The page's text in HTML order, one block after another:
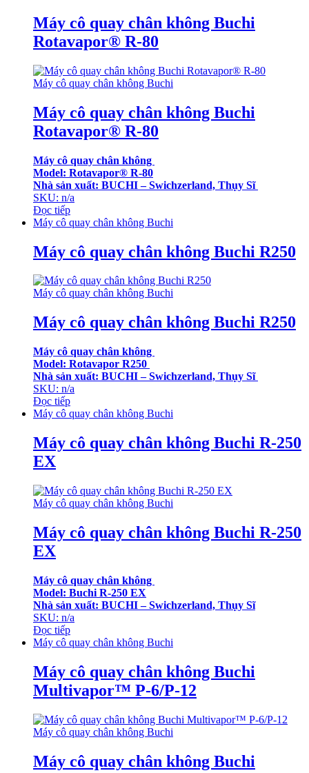
Máy cô quay chân không Buchi
Rotavapor® R-80
Máy cô quay chân không Buchi
Máy cô quay chân không Buchi
Rotavapor® R-80
Máy cô quay chân không
Model: Rotavapor® R-80
Nhà sản xuất: BUCHI – Swichzerland, Thụy Sĩ
SKU: n/a
Đọc tiếp
Máy cô quay chân không Buchi
Máy cô quay chân không Buchi R250
Máy cô quay chân không Buchi
Máy cô quay chân không Buchi R250
Máy cô quay chân không
Model: Rotavapor R250
Nhà sản xuất: BUCHI – Swichzerland, Thụy Sĩ
SKU: n/a
Đọc tiếp
Máy cô quay chân không Buchi
Máy cô quay chân không Buchi R-250
EX
Máy cô quay chân không Buchi
Máy cô quay chân không Buchi R-250
EX
Máy cô quay chân không
Model: Buchi R-250 EX
Nhà sản xuất: BUCHI – Swichzerland, Thụy Sĩ
SKU: n/a
Đọc tiếp
Máy cô quay chân không Buchi
Máy cô quay chân không Buchi
Multivapor™ P-6/P-12
Máy cô quay chân không Buchi
Máy cô quay chân không Buchi